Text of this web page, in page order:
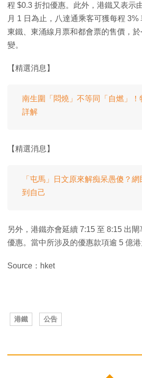
程 $0.3 折扣優惠。此外，港鐵又表示
月 1 日為止，八達通乘客可獲每程 3%
東鐵、東涌線月票和都會票的售價，
變。
【精選消息】
南生圍「悶燒」不等同「自燃」！
詳解
【精選消息】
「屯馬」日文原來解痴呆愚傻？
到自己
另外，港鐵亦會延續 7:15 至 8:15 出
優惠。當中所涉及的優惠款項逾 5 億港
Source：hket
港鐵 公告